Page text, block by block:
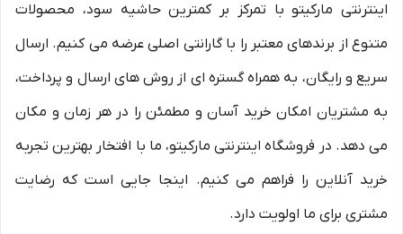
اینترنتی مارکیتو با تمرکز بر کمترین حاشیه سود، محصولات
متنوع از برندهای معتبر را با گارانتی اصلی عرضه می کنیم. ارسال
سریع و رایگان، به همراه گستره ای از روش های ارسال و پرداخت،
به مشتریان امکان خرید آسان و مطمئن را در هر زمان و مکان
می دهد. در فروشگاه اینترنتی مارکیتو، ما با افتخار بهترین تجربه
خرید آنلاین را فراهم می کنیم. اینجا جایی است که رضایت
مشتری برای ما اولویت دارد.